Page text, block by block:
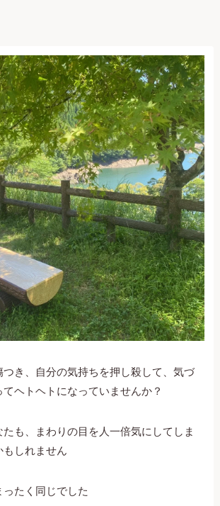
つき、自分の気持ちを押し殺して、気づ
ヘトヘトになっていませんか？
たも、まわりの目を人一倍気にしてしま
もしれません
たく同じでした